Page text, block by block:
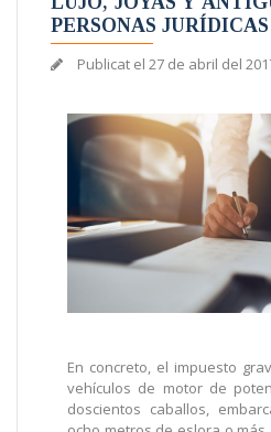
PERSONAS
Publicat el 27 de abril del
En concreto, el impuesto
vehículos de motor de
doscientos caballos,